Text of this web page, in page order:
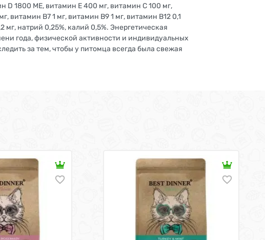
D 1800 МЕ, витамин Е 400 мг, витамин С 100 мг,
витамин B7 1 мг, витамин B9 1 мг, витамин B12 0,1
мг, натрий 0,25%, калий 0,5%. Энергетическая
года, физической активности и индивидуальных
за тем, чтобы у питомца всегда была свежая